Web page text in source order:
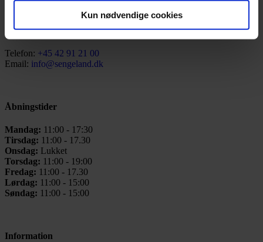
Kun nødvendige cookies
CVR: 25731433
Telefon: +45 42 91 21 00
Email: info@sengeland.dk
Åbningstider
Mandag: 11:00 - 17:30
Tirsdag: 11:00 - 17.30
Onsdag: Lukket
Torsdag: 11:00 - 19:00
Fredag: 11:00 - 17.30
Lørdag: 11:00 - 15:00
Søndag: 11:00 - 15:00
Information